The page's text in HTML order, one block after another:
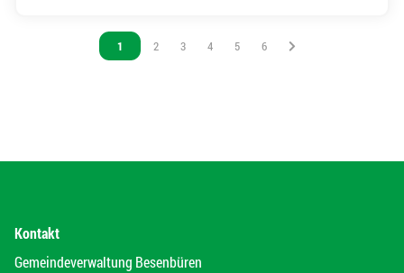
Vous êtes sur la page
1 Vous êtes sur la page
2 Vous êtes sur la page
3 Vous êtes sur la page
4 Vous êtes sur la page
5 Vous êtes sur la page
6
Kontakt
Gemeindeverwaltung Besenbüren